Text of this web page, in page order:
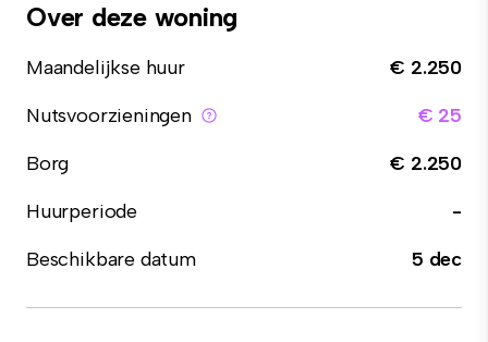
Over deze woning
Maandelijkse huur
€ 2.250
Nutsvoorzieningen
€ 25
Borg
€ 2.250
Huurperiode
-
Beschikbare datum
5 dec